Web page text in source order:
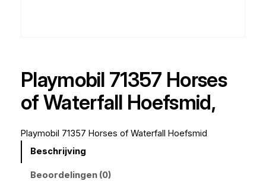
Playmobil 71357 Horses
of Waterfall Hoefsmid,
Playmobil 71357 Horses of Waterfall Hoefsmid
Beschrijving
Beoordelingen (0)